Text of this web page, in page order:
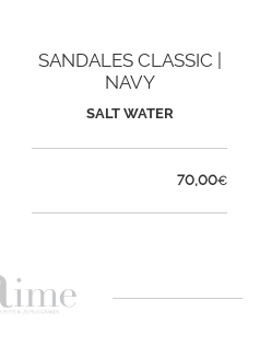
SANDALES CLASSIC |
NAVY
SALT WATER
70,00€